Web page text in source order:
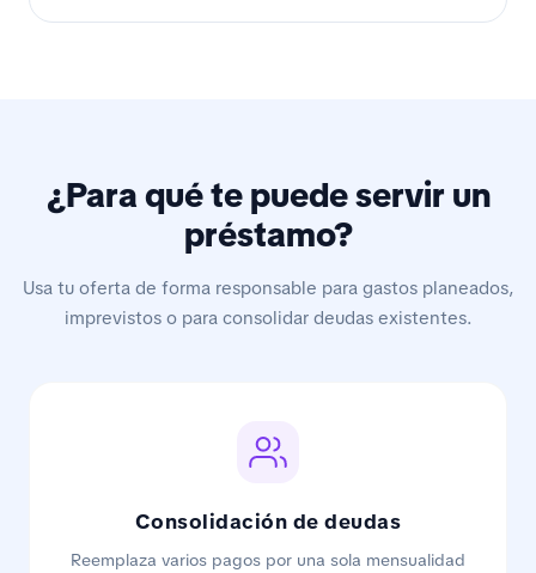
¿Para qué te puede servir un
préstamo?
Usa tu oferta de forma responsable para gastos planeados,
imprevistos o para consolidar deudas existentes.
Consolidación de deudas
Reemplaza varios pagos por una sola mensualidad